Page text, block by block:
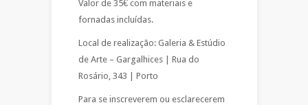
Valor de 35€ com materiais e
fornadas incluídas.
Local de realização: Galeria & Estúdio
de Arte – Gargalhices | Rua do
Rosário, 343 | Porto
Para se inscreverem ou esclarecerem